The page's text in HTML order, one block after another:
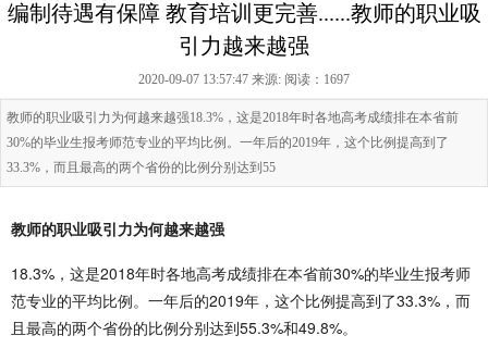
编制待遇有保障 教育培训更完善......教师的职业吸
引力越来越强
2020-09-07 13:57:47 来源: 阅读：1697
教师的职业吸引力为何越来越强18.3%，这是2018年时各地高考成绩排在本省前
30%的毕业生报考师范专业的平均比例。一年后的2019年，这个比例提高到了
33.3%，而且最高的两个省份的比例分别达到55
教师的职业吸引力为何越来越强
18.3%，这是2018年时各地高考成绩排在本省前30%的毕业生报考师
范专业的平均比例。一年后的2019年，这个比例提高到了33.3%，而
且最高的两个省份的比例分别达到55.3%和49.8%。